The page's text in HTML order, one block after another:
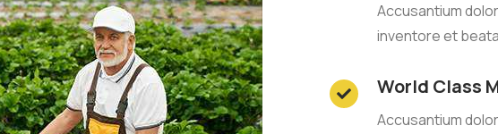
Accusantium
inventore et
World Class
Accusantium